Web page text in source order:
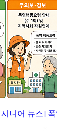
니어 뉴스]